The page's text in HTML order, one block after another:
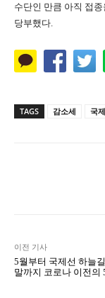
수단인 만큼 아직 접
당부했다.
TAGS 감소세 국
이전 기사
5월부터 국제선 하늘
말까지 코로나 이전의